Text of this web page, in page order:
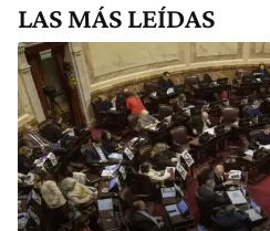
LAS MÁS LEÍDAS